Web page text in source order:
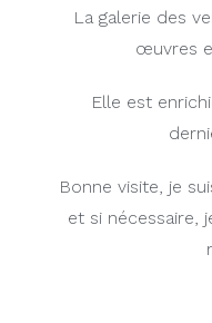
La galerie des
œuvres
Elle est
Bonne visite, je
et si nécessaire,